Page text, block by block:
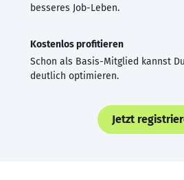
besseres Job-Leben.
Kostenlos profitieren
Schon als Basis-Mitglied kannst
deutlich optimieren.
Jetzt